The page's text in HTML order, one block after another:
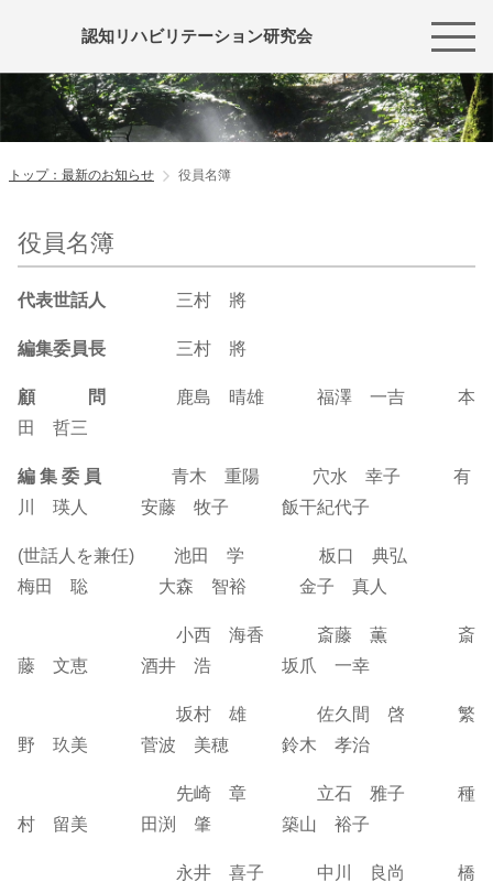
認知リハビリテーション研究会
トップ：最新のお知らせ 役員名簿
役員名簿
代表世話人 三村 將
編集委員長 三村 將
顧 問
鹿島 晴雄 福澤 一吉 本
田 哲三
編 集 委 員 青木 重陽 穴水 幸子 有
川 瑛人 安藤 牧子 飯干紀代子
(世話人を兼任) 池田 学 板口 典弘
梅田 聡 大森 智裕 金子 真人
小西 海香 斎藤 薫 斎
藤 文恵 酒井 浩 坂爪 一幸
坂村 雄 佐久間 啓 繁
野 玖美 菅波 美穂 鈴木 孝治
先崎 章 立石 雅子 種
村 留美 田渕 肇 築山 裕子
永井 喜子 中川 良尚 橋